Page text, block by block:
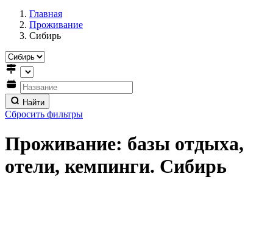
Главная
Проживание
Сибирь
Найти
Сбросить фильтры
Проживание: базы отдыха,
отели, кемпинги. Сибирь